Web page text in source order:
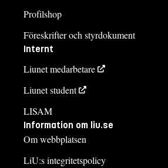
Profilshop
Föreskrifter och styrdokument
Internt
Liunet medarbetare
Liunet student
LISAM
Information om liu.se
Om webbplatsen
LiU:s integritetspolicy